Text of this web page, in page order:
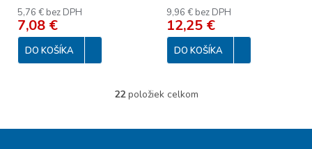
5,76 € bez DPH
7,08 €
DO KOŠÍKA
9,96 € bez DPH
12,25 €
DO KOŠÍKA
O
l
22položiek celkom